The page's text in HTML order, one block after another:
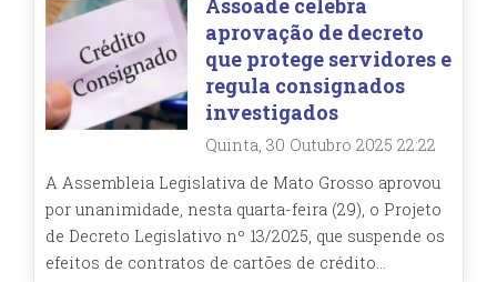
aprovação de decreto
que protege servidores e
regula consignados
investigados
Quinta, 30 Outubro 2025 22:22
A Assembleia Legislativa de Mato Grosso aprovou
por unanimidade, nesta quarta-feira (29), o Projeto
de Decreto Legislativo nº 13/2025, que suspende os
efeitos de contratos de cartões de crédito...